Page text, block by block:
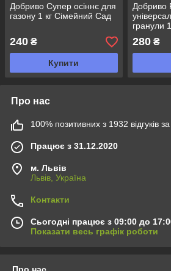
Добриво Супер осіннє для
газону 1 кг Сімейний Сад
240 ₴
Купити
Добриво
гранули
280₴
Про нас
100% позитивних з 1932 відгуків за
Працює з 31.12.2020
м. Львів
Львів, Україна
Контакти
Сьогодні працює з 09:00 до
Показати весь графік роботи